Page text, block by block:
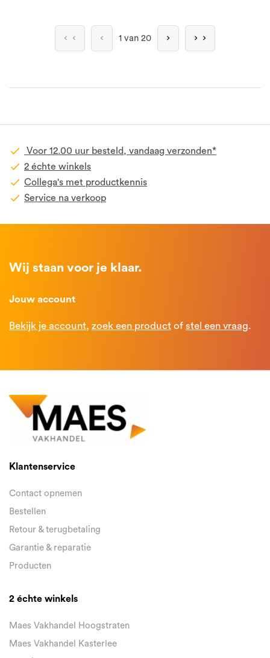
1 van 20
Voor 12.00 uur besteld, vandaag verzonden*
2 échte winkels
Collega's met productkennis
Service na verkoop
Wij staan voor je klaar.
Jouw account
Bekijk je account, zoek een product of stel een vraag.
Klantenservice
Contact opnemen
Bestellen
Retour & terugbetaling
Garantie & reparatie
Producten
2 échte winkels
Maes Vakhandel Hoogstraten
Maes Vakhandel Kasterlee